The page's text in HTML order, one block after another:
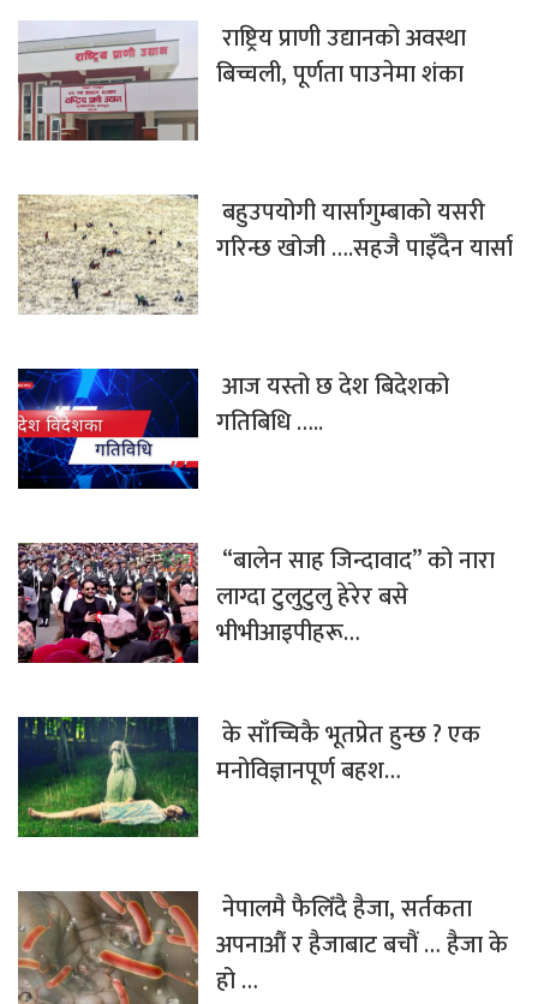
राष्ट्रिय प्राणी उद्यानको अवस्था
बिच्चली, पूर्णता पाउनेमा शंका
बहुउपयोगी यार्सागुम्बाको यसरी
गरिन्छ खोजी ….सहजै पाइँदैन यार्सा
आज यस्तो छ देश बिदेशको
गतिबिधि …..
“बालेन साह जिन्दावाद” को नारा
लाग्दा टुलुटुलु हेरेर बसे
भीभीआइपीहरू…
के साँच्चिकै भूतप्रेत हुन्छ ? एक
मनोविज्ञानपूर्ण बहश…
नेपालमै फैलिँदै हैजा, सर्तकता
अपनाऔं र हैजाबाट बचौं … हैजा के
हो …